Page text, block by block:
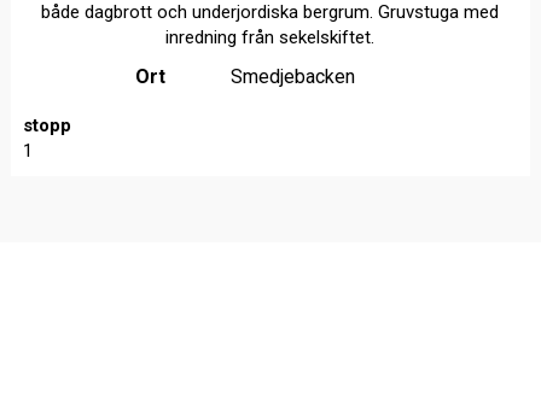
både dagbrott och underjordiska bergrum. Gruvstuga med
inredning från sekelskiftet.
Ort Smedjebacken
stopp
1